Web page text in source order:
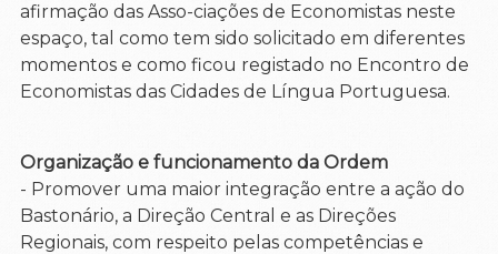
afirmação das Asso-ciações de Economistas neste
espaço, tal como tem sido solicitado em diferentes
momentos e como ficou registado no Encontro de
Economistas das Cidades de Língua Portuguesa.
Organização e funcionamento da Ordem
- Promover uma maior integração entre a ação do
Bastonário, a Direção Central e as Direções
Regionais, com respeito pelas competências e